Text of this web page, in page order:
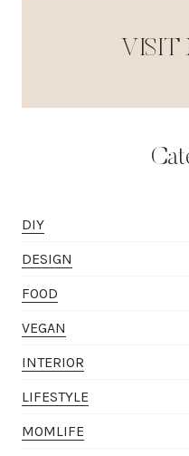
VISIT
DIY
DESIGN
FOOD
VEGAN
INTERIOR
LIFESTYLE
MOMLIFE